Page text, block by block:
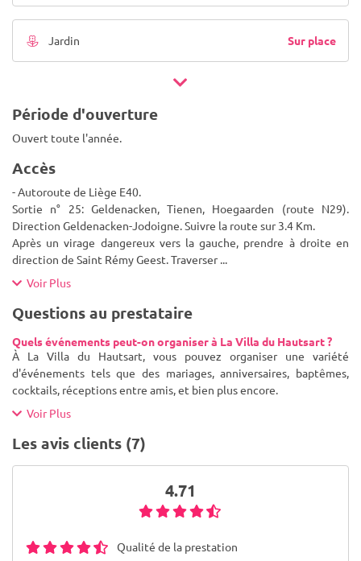
Jardin Sur place
Période d'ouverture
Ouvert toute l'année.
Accès
- Autoroute de Liège E40.
Sortie n° 25: Geldenacken, Tienen, Hoegaarden (route N29).
Direction Geldenacken-Jodoigne. Suivre la route sur 3.4 Km.
Après un virage dangereux vers la gauche, prendre à droite en
direction de Saint Rémy Geest. Traverser
Voir Plus
Questions au prestataire
Quels événements peut-on organiser à La Villa du Hautsart ?
À La Villa du Hautsart, vous pouvez organiser une variété
d'événements tels que des mariages, anniversaires, baptêmes,
cocktails, réceptions entre amis, et bien plus encore.
Voir Plus
Les avis clients (7)
4.71
Qualité de la prestation